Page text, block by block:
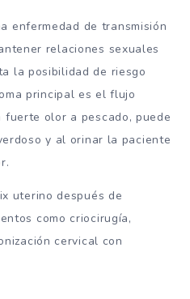
enfermedad de transmisión
relaciones sexuales
la posibilidad de riesgo
principal es el flujo
olor a pescado, puede
y al orinar la paciente
uterino después de
como criocirugía,
cervical con